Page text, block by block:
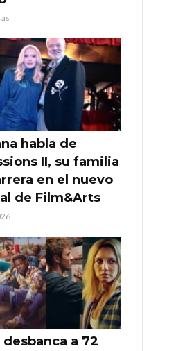
habla de
II, su familia
en el nuevo
de Film&Arts
a 72